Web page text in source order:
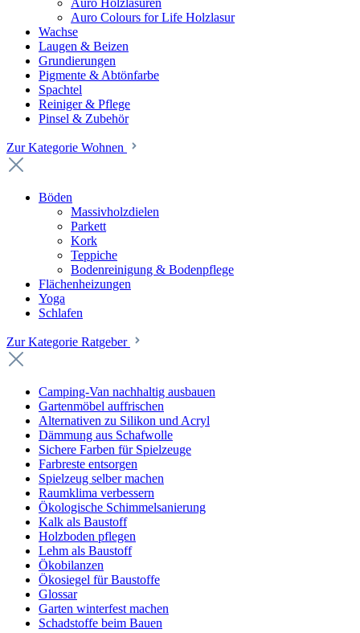
Auro Holzlasuren
Auro Colours for Life Holzlasur
Wachse
Laugen & Beizen
Grundierungen
Pigmente & Abtönfarbe
Spachtel
Reiniger & Pflege
Pinsel & Zubehör
Zur Kategorie Wohnen
Böden
Massivholzdielen
Parkett
Kork
Teppiche
Bodenreinigung & Bodenpflege
Flächenheizungen
Yoga
Schlafen
Zur Kategorie Ratgeber
Camping-Van nachhaltig ausbauen
Gartenmöbel auffrischen
Alternativen zu Silikon und Acryl
Dämmung aus Schafwolle
Sichere Farben für Spielzeuge
Farbreste entsorgen
Spielzeug selber machen
Raumklima verbessern
Ökologische Schimmelsanierung
Kalk als Baustoff
Holzboden pflegen
Lehm als Baustoff
Ökobilanzen
Ökosiegel für Baustoffe
Glossar
Garten winterfest machen
Schadstoffe beim Bauen